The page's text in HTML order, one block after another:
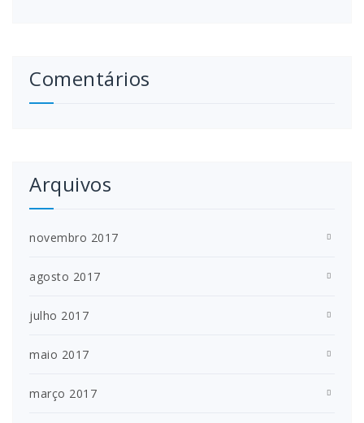
Comentários
Arquivos
novembro 2017
agosto 2017
julho 2017
maio 2017
março 2017